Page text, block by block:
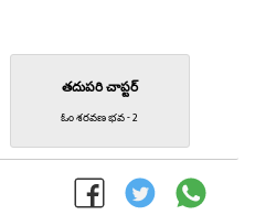
తదుపరి చాప్టర్
ఓం శరవణ భవ - 2